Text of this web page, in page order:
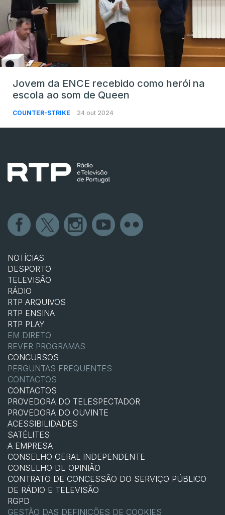
Jovem da ENCE recebido como herói na
escola ao som de Queen
COUNTER-STRIKE 24 out 2024
NOTÍCIAS
DESPORTO
TELEVISÃO
RÁDIO
RTP ARQUIVOS
RTP ENSINA
RTP PLAY
EM DIRETO
REVER PROGRAMAS
CONCURSOS
PERGUNTAS FREQUENTES
CONTACTOS
CONTACTOS
PROVEDORA DO TELESPECTADOR
PROVEDORA DO OUVINTE
ACESSIBILIDADES
SATÉLITES
A EMPRESA
CONSELHO GERAL INDEPENDENTE
CONSELHO DE OPINIÃO
CONTRATO DE CONCESSÃO DO SERVIÇO PÚBLICO
DE RÁDIO E TELEVISÃO
RGPD
GESTÃO DAS DEFINIÇÕES DE COOKIES